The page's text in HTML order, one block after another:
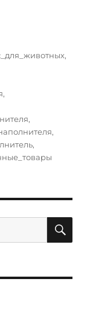
,
,
,
,
,